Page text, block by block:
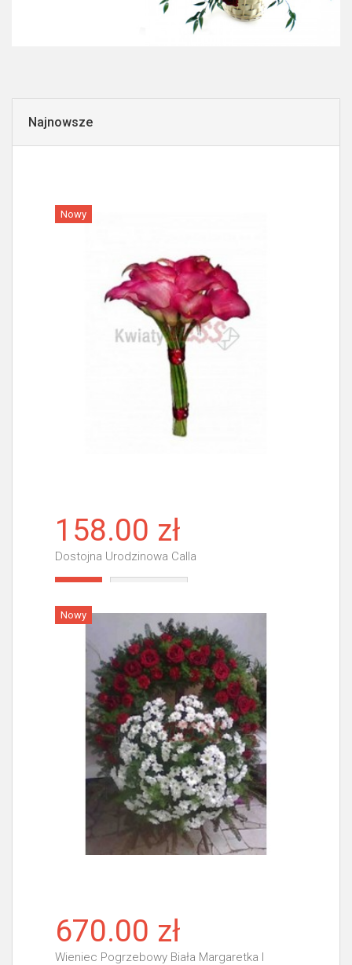
Najnowsze
Nowy
158.00 zł
Dostojna Urodzinowa Calla
Nowy
670.00 zł
Wieniec Pogrzebowy Biała Margaretka I